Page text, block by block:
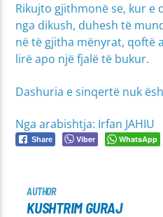
Rikujto gjithmonë se, kur e
nga dikush, duhesh të
në të gjitha mënyrat, qoftë
lirë apo një fjalë të bukur.
Dashuria e sinqertë nuk
Nga arabishtja: Irfan JAHIU
Share Viber WhatsApp
AUTHOR
KUSHTRIM GURAJ